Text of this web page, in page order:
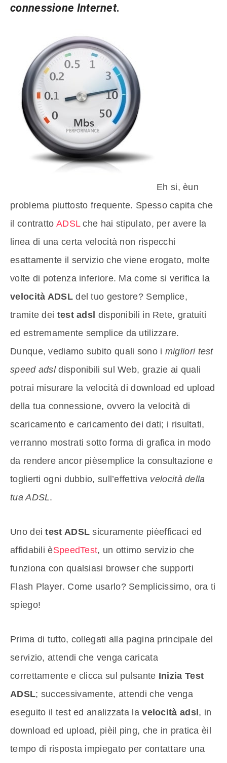
connessione Internet.
Eh si, èun
problema piuttosto frequente. Spesso capita che
il contratto ADSLche hai stipulato, per avere la
linea di una certa velocità non rispecchi
esattamente il servizio che viene erogato, molte
volte di potenza inferiore. Ma come si verifica la
velocità ADSLdel tuo gestore? Semplice,
tramite dei test adsl disponibili in Rete, gratuiti
ed estremamente semplice da utilizzare.
Dunque, vediamo subito quali sono i migliori test
speed adsldisponibili sul Web, grazie ai quali
potrai misurare la velocità di download ed upload
della tua connessione, ovvero la velocità di
scaricamento e caricamento dei dati; i risultati,
verranno mostrati sotto forma di grafica in modo
da rendere ancor pièsemplice la consultazione e
toglierti ogni dubbio, sull’effettiva velocità della
tua ADSL.
Uno deitest ADSL sicuramente pièefficaci ed
affidabili èSpeedTest, un ottimo servizio che
funziona con qualsiasi browser che supporti
Flash Player. Come usarlo? Semplicissimo, ora ti
spiego!
Prima di tutto, collegati alla pagina principale del
servizio, attendi che venga caricata
correttamente e clicca sul pulsante Inizia Test
ADSL; successivamente, attendi che venga
eseguito il test ed analizzata lavelocità adsl, in
download ed upload, pièil ping, che in pratica èil
tempo di risposta impiegato per contattare una